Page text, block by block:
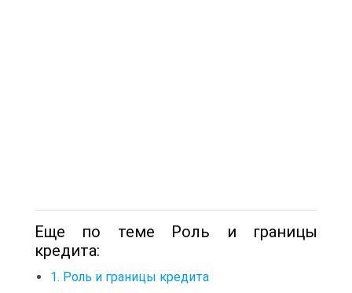
Еще по теме Роль и границы
кредита:
1. Роль и границы кредита